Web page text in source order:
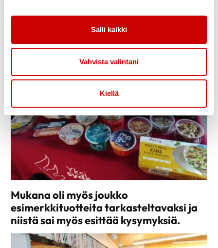
Salli kaikki
Vahvista valintani
Kiellä
Osallistujille jaettiin myös tällainen
ohjevihko kotiin vietäväksi.
Mukana oli myös joukko
esimerkkituotteita tarkasteltavaksi ja
niistä sai myös esittää kysymyksiä.